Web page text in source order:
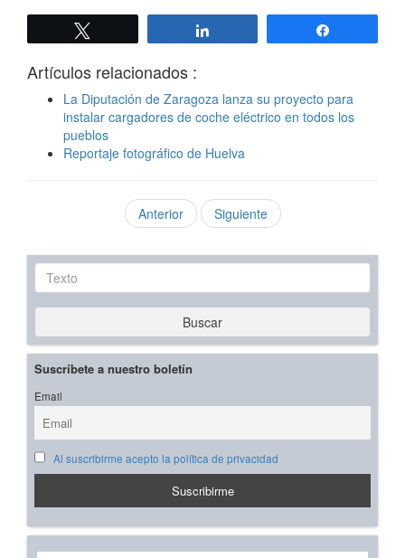
Artículos relacionados :
La Diputación de Zaragoza lanza su proyecto para
instalar cargadores de coche eléctrico en todos los
pueblos
Reportaje fotográfico de Huelva
Anterior Siguiente
Texto
Buscar
Suscríbete a nuestro boletín
Email
Al suscribirme acepto la política de privacidad